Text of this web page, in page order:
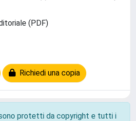
(PDF)
Richiedi una copia
protetti da copyright e tutti i